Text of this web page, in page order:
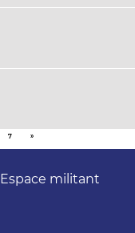
7 »
Espace militant